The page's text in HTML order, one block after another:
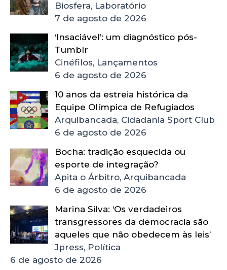
Biosfera, Laboratório
7 de agosto de 2026
‘Insaciável’: um diagnóstico pós-
Tumblr
Cinéfilos, Lançamentos
6 de agosto de 2026
10 anos da estreia histórica da
Equipe Olímpica de Refugiados
Arquibancada, Cidadania Sport Club
6 de agosto de 2026
Bocha: tradição esquecida ou
esporte de integração?
Apita o Árbitro, Arquibancada
6 de agosto de 2026
Marina Silva: ‘Os verdadeiros
transgressores da democracia são
aqueles que não obedecem às leis’
Jpress, Política
6 de agosto de 2026